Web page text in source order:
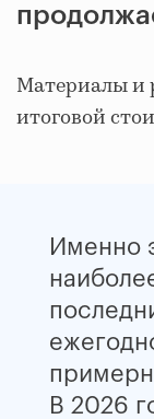
Материалы и
итоговой
Именно
В 2026